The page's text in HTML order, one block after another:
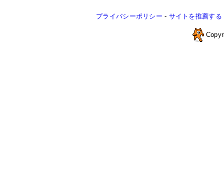
プライバシーポリシー - サイトを推薦する